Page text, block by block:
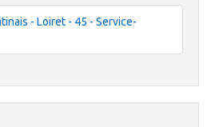
- Loiret - 45 - Service-